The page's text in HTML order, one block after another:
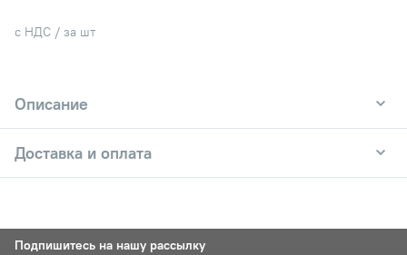
с НДС / за шт
Описание
Доставка и оплата
Подпишитесь на нашу рассылку